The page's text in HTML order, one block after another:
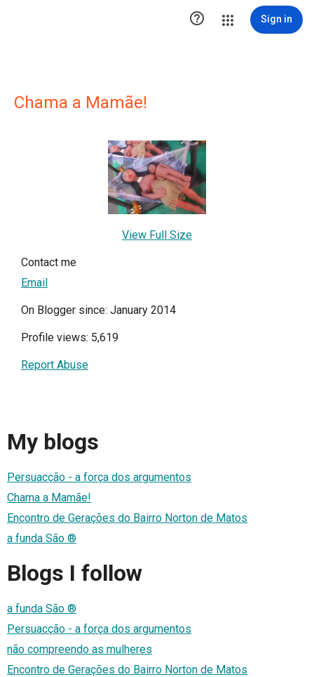
 Sign in
Chama a Mamãe!
View Full Size
Contact me
Email
On Blogger since: January 2014
Profile views: 5,619
Report Abuse
My blogs
Persuacção - a força dos argumentos
Chama a Mamãe!
Encontro de Gerações do Bairro Norton de Matos
a funda São ®
Blogs I follow
a funda São ®
Persuacção - a força dos argumentos
não compreendo as mulheres
Encontro de Gerações do Bairro Norton de Matos